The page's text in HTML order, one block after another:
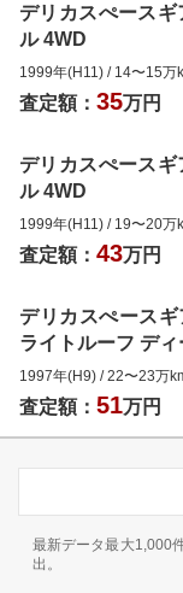
デリカスぺース
ル 4WD
1999年(H11) / 14〜15万
査定額： 35万円
デリカスぺース
ル 4WD
1999年(H11) / 19〜20万
査定額： 43万円
デリカスぺース
ライトルーフ デ
1997年(H9) /22〜23万
査定額： 51万円
最新データ最大1,000
出。